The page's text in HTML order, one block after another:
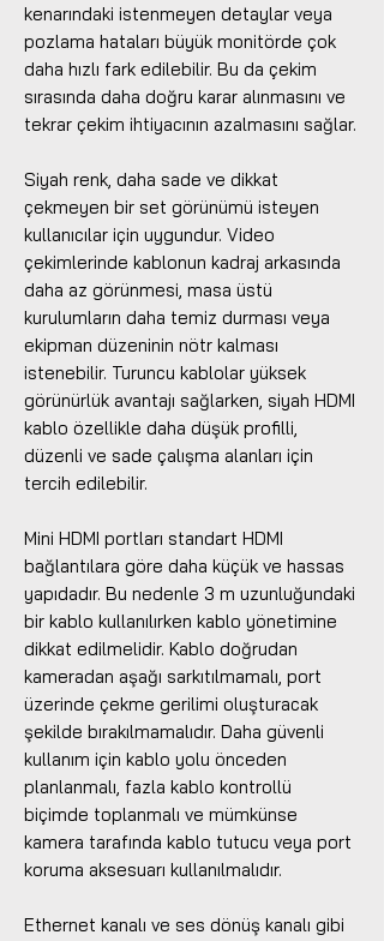
kenarındaki istenmeyen detaylar veya
pozlama hataları büyük monitörde çok
daha hızlı fark edilebilir. Bu da çekim
sırasında daha doğru karar alınmasını ve
tekrar çekim ihtiyacının azalmasını sağlar.
Siyah renk, daha sade ve dikkat
çekmeyen bir set görünümü isteyen
kullanıcılar için uygundur. Video
çekimlerinde kablonun kadraj arkasında
daha az görünmesi, masa üstü
kurulumların daha temiz durması veya
ekipman düzeninin nötr kalması
istenebilir. Turuncu kablolar yüksek
görünürlük avantajı sağlarken, siyah HDMI
kablo özellikle daha düşük profilli,
düzenli ve sade çalışma alanları için
tercih edilebilir.
Mini HDMI portları standart HDMI
bağlantılara göre daha küçük ve hassas
yapıdadır. Bu nedenle 3 m uzunluğundaki
bir kablo kullanılırken kablo yönetimine
dikkat edilmelidir. Kablo doğrudan
kameradan aşağı sarkıtılmamalı, port
üzerinde çekme gerilimi oluşturacak
şekilde bırakılmamalıdır. Daha güvenli
kullanım için kablo yolu önceden
planlanmalı, fazla kablo kontrollü
biçimde toplanmalı ve mümkünse
kamera tarafında kablo tutucu veya port
koruma aksesuarı kullanılmalıdır.
Ethernet kanalı ve ses dönüş kanalı gibi